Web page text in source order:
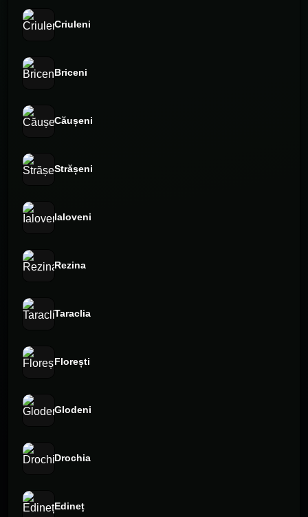
Criuleni
Briceni
Căușeni
Strășeni
Ialoveni
Rezina
Taraclia
Florești
Glodeni
Drochia
Edineț